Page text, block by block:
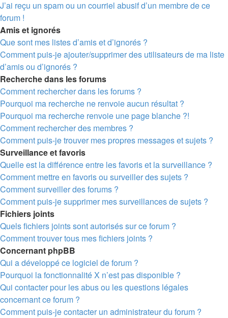
J’ai reçu un spam ou un courriel abusif d’un membre de ce
forum !
Amis et ignorés
Que sont mes listes d’amis et d’ignorés ?
Comment puis-je ajouter/supprimer des utilisateurs de ma liste
d’amis ou d’ignorés ?
Recherche dans les forums
Comment rechercher dans les forums ?
Pourquoi ma recherche ne renvoie aucun résultat ?
Pourquoi ma recherche renvoie une page blanche ?!
Comment rechercher des membres ?
Comment puis-je trouver mes propres messages et sujets ?
Surveillance et favoris
Quelle est la différence entre les favoris et la surveillance ?
Comment mettre en favoris ou surveiller des sujets ?
Comment surveiller des forums ?
Comment puis-je supprimer mes surveillances de sujets ?
Fichiers joints
Quels fichiers joints sont autorisés sur ce forum ?
Comment trouver tous mes fichiers joints ?
Concernant phpBB
Qui a développé ce logiciel de forum ?
Pourquoi la fonctionnalité X n’est pas disponible ?
Qui contacter pour les abus ou les questions légales
concernant ce forum ?
Comment puis-je contacter un administrateur du forum ?